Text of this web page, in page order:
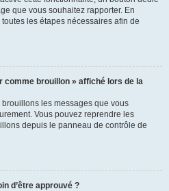
que vous souhaitez rapporter. En
les étapes nécessaires afin de
comme brouillon » affiché lors de la
brouillons les messages que vous
Vous pouvez reprendre les
depuis le panneau de contrôle de
d’être approuvé ?